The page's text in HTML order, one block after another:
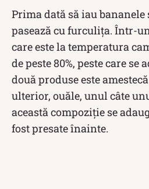
Prima dată să iau bananele
pasează cu furculița. Într-
care este la temperatura
de peste 80%, peste care se
două produse este
ulterior, ouăle, unul câte
această compoziție se
fost presate înainte.